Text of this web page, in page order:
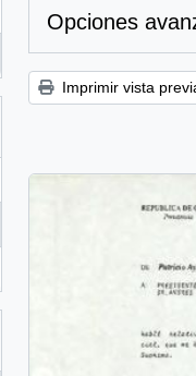
Opciones
Imprimir vista